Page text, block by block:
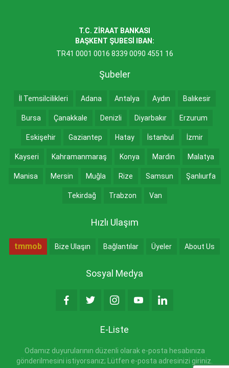
T.C. ZİRAAT BANKASI
BAŞKENT ŞUBESİ IBAN:
TR41 0001 0016 8339 0090 4551 16
Şubeler
İl Temsilcilikleri Adana Antalya Aydın Balıkesir
Bursa Çanakkale Denizli Diyarbakır Erzurum
Eskişehir Gaziantep Hatay İstanbul İzmir
Kayseri Kahramanmaraş Konya Mardin Malatya
Manisa Mersin Muğla Rize Samsun Şanlıurfa
Tekirdağ Trabzon Van
Hızlı Ulaşım
tmmob Bize Ulaşın Bağlantılar Üyeler About Us
Sosyal Medya
E-Liste
Odamız duyurularının düzenli olarak e-posta hesabınıza
gönderilmesini istiyorsanız; Lütfen e-posta adresinizi giriniz.